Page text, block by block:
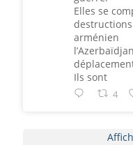
Elles se
Ils sont
4